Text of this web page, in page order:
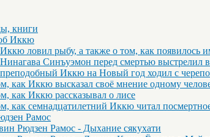
книги
Иккю
ловил рыбу, а также о том, как появилось
Синъуэмон перед смертью выстрелил
Иккю на Новый год ходил с
как Иккю высказал своё мнение одному
как Иккю рассказывал о лисе
как семнадцатилетний Иккю читал
Рамос
Рюдзен Рамос - Дыхание сякухати